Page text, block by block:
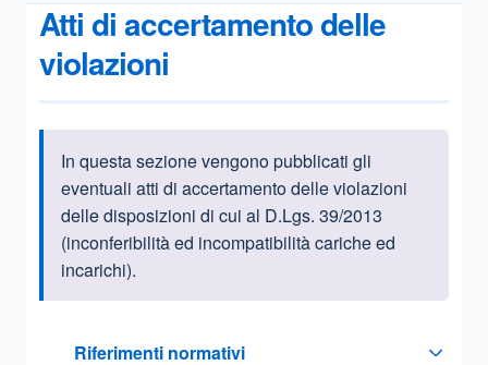
Atti di accertamento delle
violazioni
Informazioni introduttive
In questa sezione vengono pubblicati gli
eventuali atti di accertamento delle violazioni
delle disposizioni di cui al D.Lgs. 39/2013
(inconferibilità ed incompatibilità cariche ed
incarichi).
Riferimenti normativi